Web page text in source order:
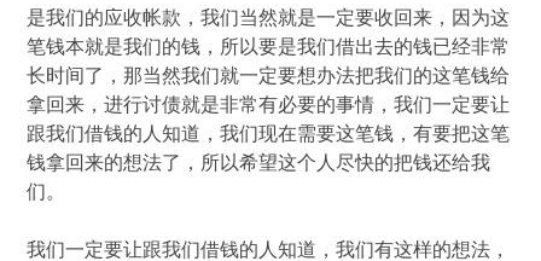
是我们的应收帐款，我们当然就是一定要收回来，因为这
笔钱本就是我们的钱，所以要是我们借出去的钱已经非常
长时间了，那当然我们就一定要想办法把我们的这笔钱给
拿回来，进行讨债就是非常有必要的事情，我们一定要让
跟我们借钱的人知道，我们现在需要这笔钱，有要把这笔
钱拿回来的想法了，所以希望这个人尽快的把钱还给我
们。
我们一定要让跟我们借钱的人知道，我们有这样的想法，